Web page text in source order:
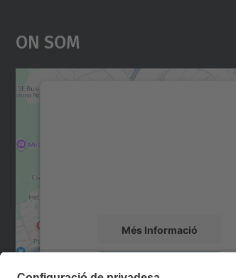
On Som
Més Informació